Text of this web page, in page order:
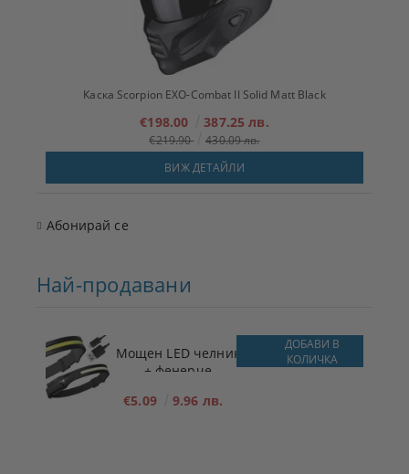
Каска Scorpion EXO-Combat II Solid Matt Black
€198.00 387.25 лв.
€219.90
430.09 лв.
ВИЖ ДЕТАЙЛИ
Абонирай се
Най-продавани
Мощен LED челник
+ фенерче
€5.09
9.96 лв.
ДОБАВИ В
КОЛИЧКА